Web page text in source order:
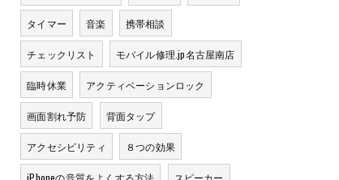
タイマー 音楽 携帯相談
チェックリスト モバイル修理.jp名古屋南店
臨時休業 アクティベーションロック
画面割れ予防 背面タップ
アクセシビリティ ８つの効果
iPhoneの音質をよくする方法 スピーカー